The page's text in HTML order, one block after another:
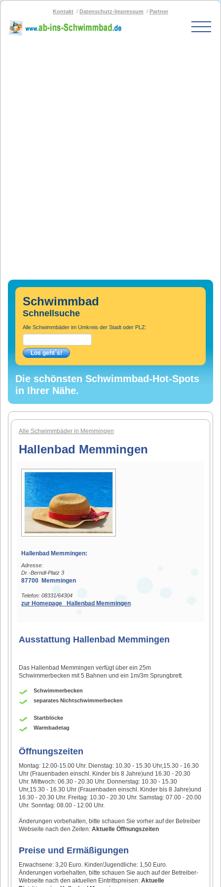
Kontakt Datenschutz-Impressum Partner
Schwimmbad
Schnellsuche
Alle Schwimmbäder im Umkreis der Stadt oder PLZ:
Die schönsten Schwimmbad-Hot-Spots
in Ihrer Nähe.
Alle Schwimmbäder in Memmingen
Hallenbad Memmingen
Hallenbad Memmingen:
Adresse:
Dr.-Berndl-Platz 3
87700 Memmingen
Telefon: 08331/64304
zur Homepage Hallenbad Memmingen
Ausstattung Hallenbad Memmingen
Das Hallenbad Memmingen verfügt über ein 25m
Schwimmerbecken mit 5 Bahnen und ein 1m/3m Sprungbrett.
Schwimmerbecken
separates Nichtschwimmerbecken
Startblöcke
Warmbadetag
Öffnungszeiten
Montag: 12.00-15.00 Uhr. Dienstag: 10.30 - 15.30 Uhr,15.30 - 16.30
Uhr (Frauenbaden einschl. Kinder bis 8 Jahre)und 16.30 - 20.30
Uhr. Mittwoch: 06.30 - 20.30 Uhr. Donnerstag: 10.30 - 15.30
Uhr,15.30 - 16.30 Uhr (Frauenbaden einschl. Kinder bis 8 Jahre)und
16.30 - 20.30 Uhr. Freitag: 10.30 - 20.30 Uhr. Samstag: 07.00 - 20.00
Uhr. Sonntag: 08.00 - 12.00 Uhr.
Änderungen vorbehalten, bitte schauen Sie vorher auf der Betreiber
Webseite nach den Zeiten:Aktuelle Öffnungszeiten
Preise und Ermäßigungen
Erwachsene: 3,20 Euro. Kinder/Jugendliche: 1,50 Euro.
Änderungen vorbehalten, bitte schauen Sie auch auf der Betreiber-
Webseite nach den aktuellen Eintrittspreisen:Aktuelle